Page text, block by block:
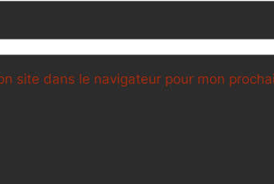
site dans le navigateur pour mon